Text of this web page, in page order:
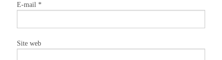
E-mail *
Site web